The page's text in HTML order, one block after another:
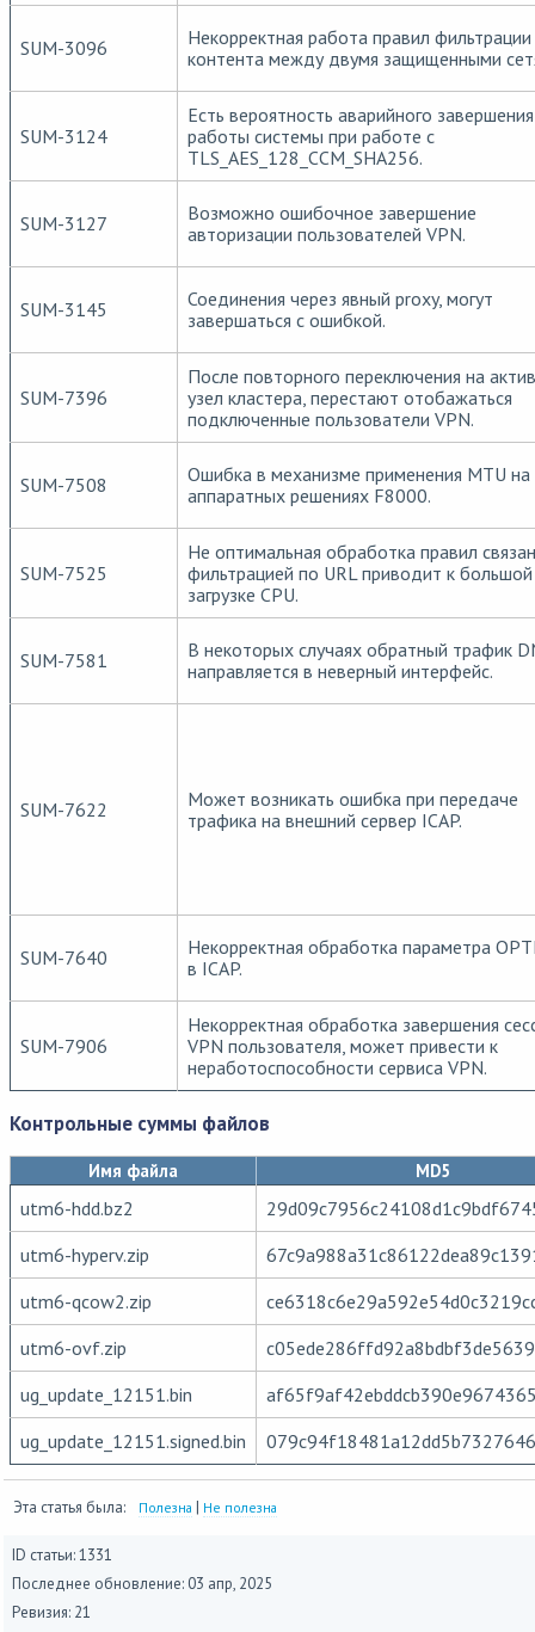
SUM-3096
Некорректная работа правил фильтрации
контента между двумя защищенными
SUM-3124
Есть вероятность аварийного завершения
работы системы при работе с
TLS_AES_128_CCM_SHA256.
SUM-3127
Возможно ошибочное завершение
авторизации пользователей VPN.
SUM-3145
Соединения через явный proxy, могут
завершаться с ошибкой.
SUM-7396
После повторного переключения на
узел кластера, перестают отобажаться
подключенные пользователи VPN.
SUM-7508
Ошибка в механизме применения MTU на
аппаратных решениях F8000.
SUM-7525
Не оптимальная обработка правил
фильтрацией по URL приводит к большой
загрузке CPU.
SUM-7581
В некоторых случаях обратный трафик
направляется в неверный интерфейс.
SUM-7622
Может возникать ошибка при передаче
трафика на внешний сервер ICAP.
SUM-7640
Некорректная обработка параметра
в ICAP.
SUM-7906
Некорректная обработка завершения
VPN пользователя, может привести к
неработоспособности сервиса VPN.
Контрольные суммы файлов
Имя файла MD5
utm6-hdd.bz2
utm6-hyperv.zip
utm6-qcow2.zip
utm6-ovf.zip
ug_update_12151.bin
ug_update_12151.signed.bin
Эта статья была: Полезна | Не полезна
ID статьи: 1331
Последнее обновление: 03 апр, 2025
Ревизия: 21